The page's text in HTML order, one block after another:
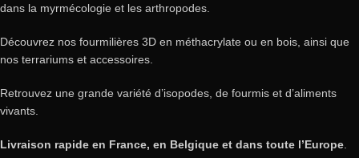
dans la myrmécologie et les arthropodes.
Découvrez nos fourmilières 3D en méthacrylate ou en bois, ainsi que
nos terrariums et accessoires.
Retrouvez une grande variété d’isopodes, de fourmis et d’aliments
vivants.
Livraison rapide en France, en Belgique et dans toute l’Europe